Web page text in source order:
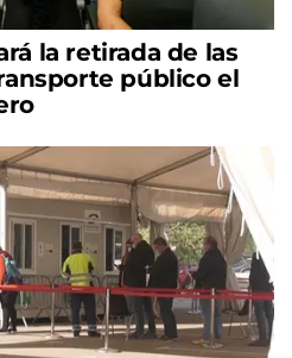
la retirada de las
público el